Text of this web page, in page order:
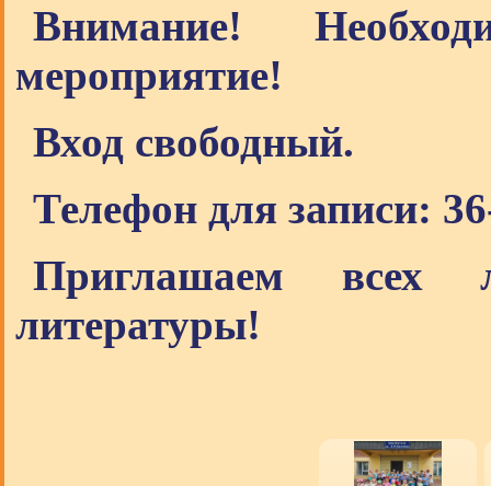
Внимание!
мероприятие!
Вход свободный.
Телефон для записи:
Приглашаем всех
литературы!